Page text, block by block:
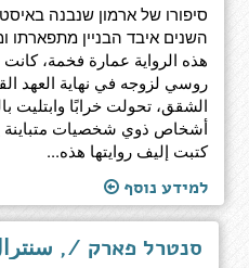
סיפורו של ארמון שנבנה
هذه الرواية عمارة فخمة،
روسي لزوجه في نهاية العهد
الشقق، تحولت خرابًا وابتليت
أشخاص ذوي شخصيات متباينة
كتبت إليف روايتها هذه...
למידע נוסף
סנטרל פארק /,